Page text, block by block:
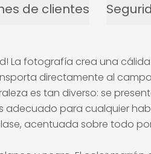
de clientes
La fotografía crea una
directamente al
es tan diverso: se
para cualquier
acentuada sobre todo